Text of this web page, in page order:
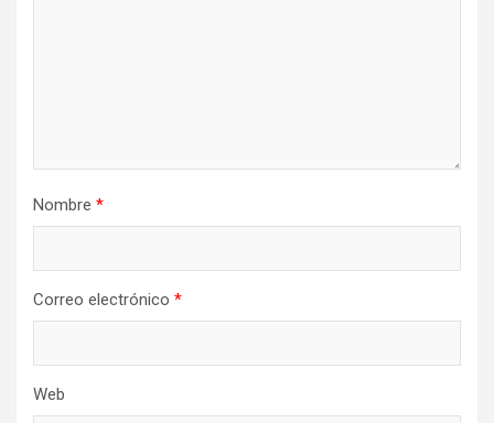
Nombre *
Correo electrónico *
Web